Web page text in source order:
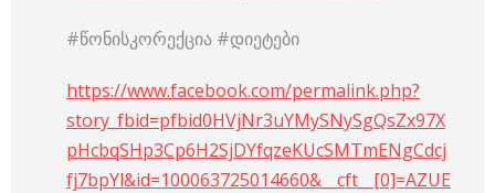
#წონისკორექცია #დიეტები
https://www.facebook.com/permalink.php?
story_fbid=pfbid0HVjNr3uYMySNySgQsZx97X
pHcbqSHp3Cp6H2SjDYfqzeKUcSMTmENgCdcj
fj7bpYl&id=100063725014660&__cft__[0]=AZUE